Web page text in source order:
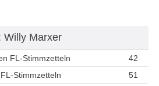
Willy Marxer
FL-Stimmzetteln
42
Stimmzetteln
51